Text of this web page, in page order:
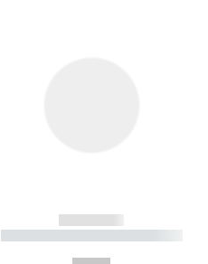
------------
----------- ----------- ----------